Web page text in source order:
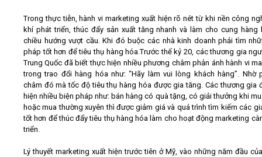
Trong thực tiễn, hành vi marketing xuất hiện rõ nét từ khi nền công
khí phát triển, thúc đẩy sản xuất tăng nhanh và làm cho cung hàng
chiều hướng vượt cầu. Khi đó buộc các nhà kinh doanh phải tìm
pháp tốt hơn để tiêu thụ hàng hóa.Trước thế kỷ 20, các thương gia
Trung Quốc đã biết thực hiện nhiều phương châm phản ánh hành vi
trong trao đổi hàng hóa như: “Hãy làm vui lòng khách hàng”. Nhờ
châm đó mà tốc độ tiêu thụ hàng hóa được gia tăng. Các thương gia
hiện nhiều biện pháp như: bán hàng có quà tặng, có giải thưởng khi
hoặc mua thường xuyên thì được giảm giá và quá trình tìm kiếm các
tốt hơn để thúc đẩy tiêu thụ hàng hóa làm cho hoạt động marketing
triển.
Lý thuyết marketing xuất hiện trước tiên ở Mỹ, vào những năm đầu